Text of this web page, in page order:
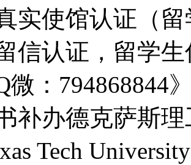
实使馆认证（
信认证，留学
微：794868844
补办德克萨斯
Tech